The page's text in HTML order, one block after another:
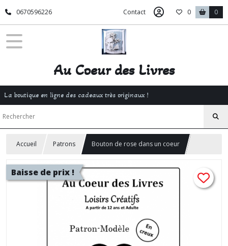
0670596226 Contact 0 0
Au Coeur des Livres
La boutique en ligne des cadeaux très originaux !
Accueil Patrons Bouton de rose dans un coeur
Baisse de prix !